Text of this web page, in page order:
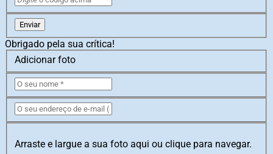
Enviar
Obrigado pela sua crítica!
Adicionar foto
Arraste e largue a sua foto aqui ou clique para navegar.